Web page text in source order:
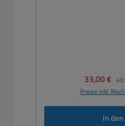
33,00 €
Preise inkl.
In